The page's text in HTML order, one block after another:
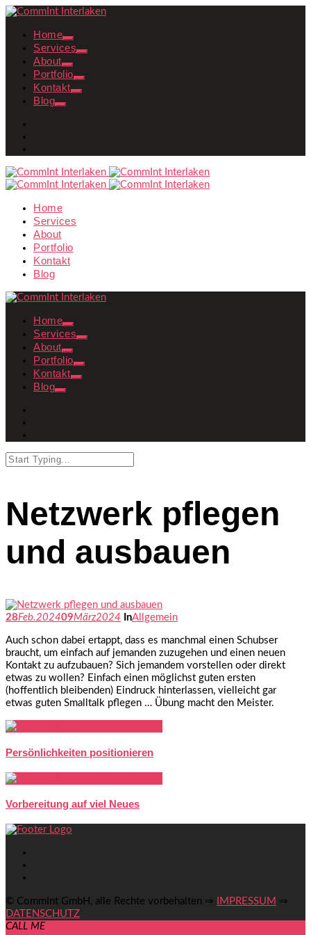
Home
Services
About
Portfolio
Kontakt
Blog
Home
Services
About
Portfolio
Kontakt
Blog
Home
Services
About
Portfolio
Kontakt
Blog
Netzwerk pflegen
und ausbauen
28Feb. 202409März2024 InAllgemein
Auch schon dabei ertappt, dass es manchmal einen Schubser
braucht, um einfach auf jemanden zuzugehen und einen neuen
Kontakt zu aufzubauen? Sich jemandem vorstellen oder direkt
etwas zu wollen? Einfach einen möglichst guten ersten
(hoffentlich bleibenden) Eindruck hinterlassen, vielleicht gar
etwas guten Smalltalk pflegen … Übung macht den Meister.
Persönlichkeiten positionieren
Vorbereitung auf viel Neues
© CommInt GmbH, alle Rechte vorbehalten ⇒ IMPRESSUM ⇒
DATENSCHUTZ
CALL ME